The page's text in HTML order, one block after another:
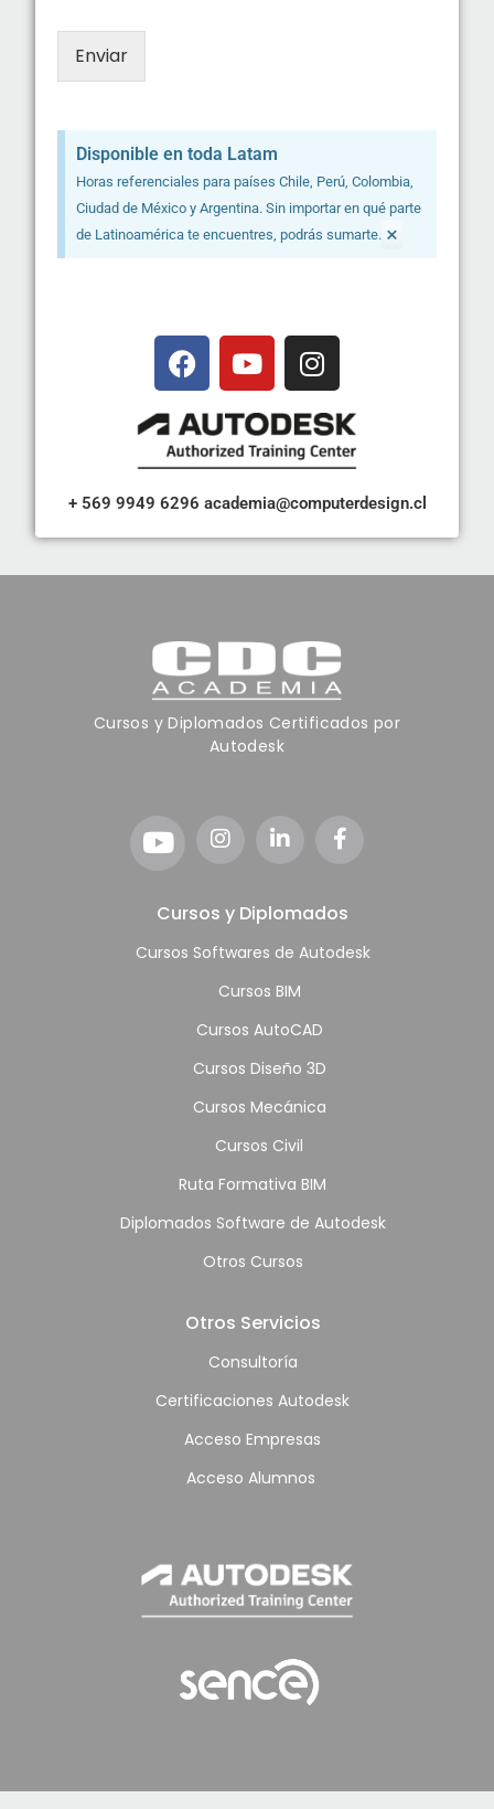
Enviar
Disponible en toda Latam
Horas referenciales para países Chile, Perú, Colombia,
Ciudad de México y Argentina. Sin importar en qué parte
de Latinoamérica te encuentres, podrás sumarte. ×
+ 569 9949 6296 academia@computerdesign.cl
Cursos y Diplomados Certificados por
Autodesk
Cursos y Diplomados
Cursos Softwares de Autodesk
Cursos BIM
Cursos AutoCAD
Cursos Diseño 3D
Cursos Mecánica
Cursos Civil
Ruta Formativa BIM
Diplomados Software de Autodesk
Otros Cursos
Otros Servicios
Consultoría
Certificaciones Autodesk
Acceso Empresas
Acceso Alumnos